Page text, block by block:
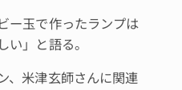
ー玉で作ったランプは
い」と語る。
、米津玄師さんに関連